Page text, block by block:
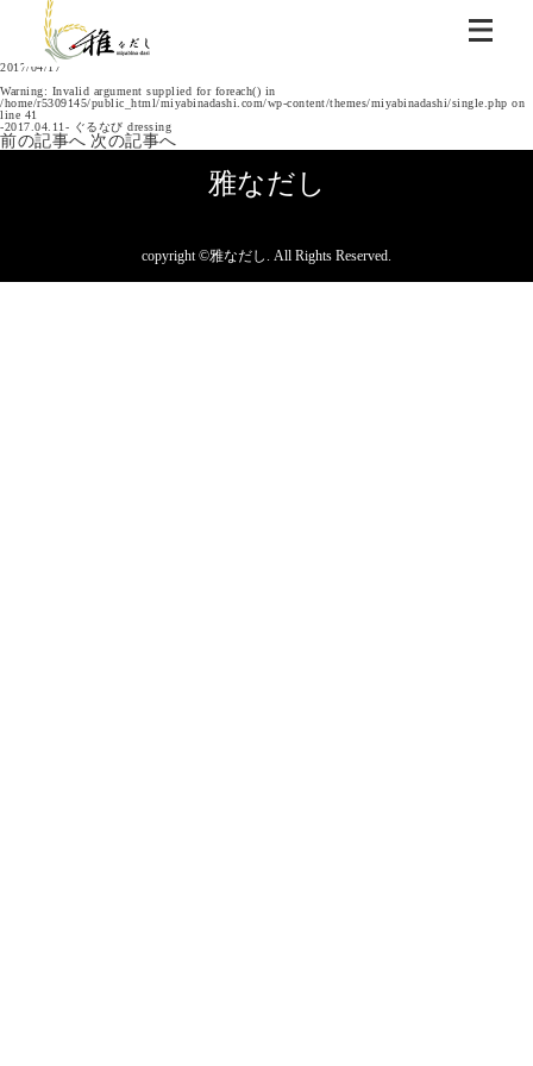
記事一覧
2023年
2021年
2017年
2017/04/17
Warning: Invalid argument supplied for foreach() in
/home/r5309145/public_html/miyabinadashi.com/wp-content/themes/miyabinadashi/single.php on
line 41
-2017.04.11- ぐるなび dressing
前の記事へ 次の記事へ
雅なだし
copyright ©雅なだし. All Rights Reserved.